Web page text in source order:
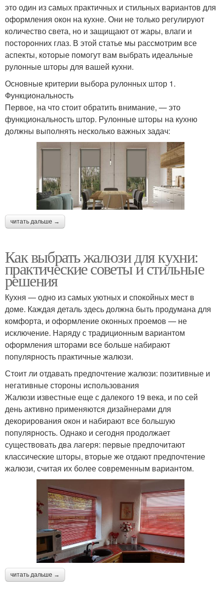
это один из самых практичных и стильных вариантов для
оформления окон на кухне. Они не только регулируют
количество света, но и защищают от жары, влаги и
посторонних глаз. В этой статье мы рассмотрим все
аспекты, которые помогут вам выбрать идеальные
рулонные шторы для вашей кухни.
Основные критерии выбора рулонных штор 1.
Функциональность
Первое, на что стоит обратить внимание, — это
функциональность штор. Рулонные шторы на кухню
должны выполнять несколько важных задач:
читать дальше →
Как выбрать жалюзи для кухни:
практические советы и стильные
решения
Кухня — одно из самых уютных и спокойных мест в
доме. Каждая деталь здесь должна быть продумана для
комфорта, и оформление оконных проемов — не
исключение. Наряду с традиционным вариантом
оформления шторами все больше набирают
популярность практичные жалюзи.
Стоит ли отдавать предпочтение жалюзи: позитивные и
негативные стороны использования
Жалюзи известные еще с далекого 19 века, и по сей
день активно применяются дизайнерами для
декорирования окон и набирают все большую
популярность. Однако и сегодня продолжает
существовать два лагеря: первые предпочитают
классические шторы, вторые же отдают предпочтение
жалюзи, считая их более современным вариантом.
читать дальше →